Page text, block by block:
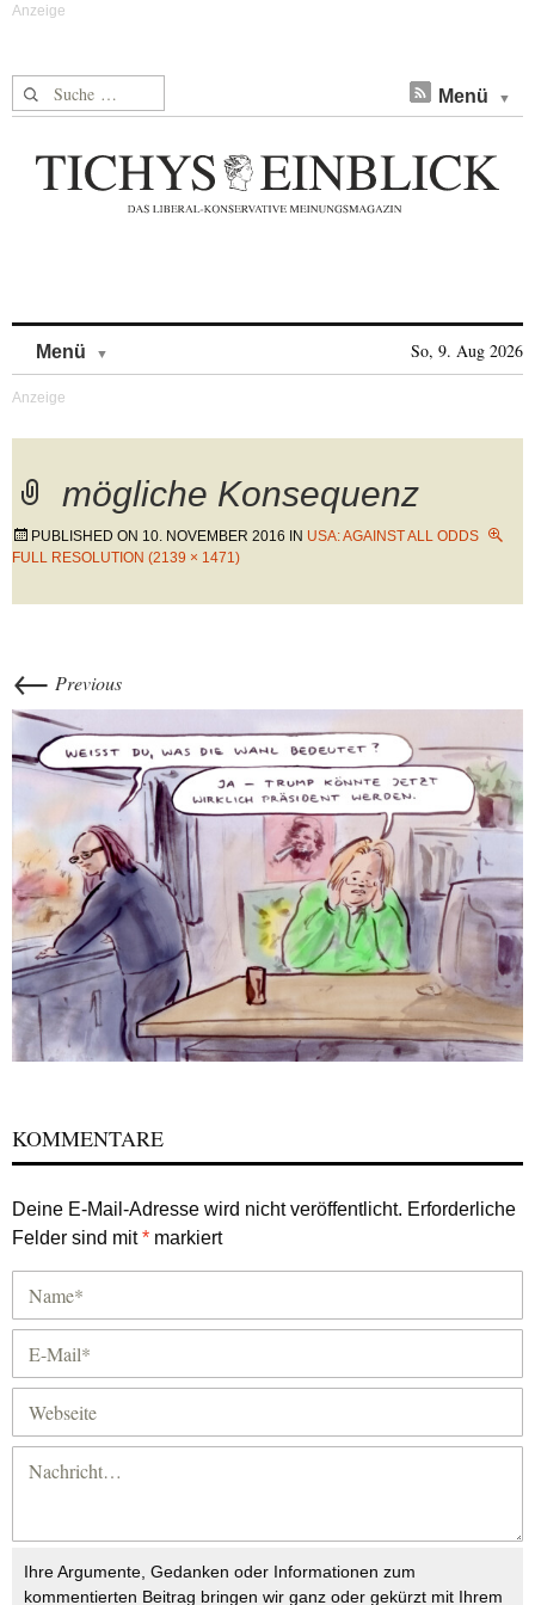
Suche nach: Menü
Menü So, 9. Aug 2026
mögliche Konsequenz
PUBLISHED ON 10. NOVEMBER 2016 IN USA: AGAINST ALL ODDS
FULL RESOLUTION (2139 × 1471)
← Previous
KOMMENTARE
Deine E-Mail-Adresse wird nicht veröffentlicht. Erforderliche
Felder sind mit* markiert
Ihre Argumente, Gedanken oder Informationen zum
kommentierten Beitrag bringen wir ganz oder gekürzt mit Ihrem